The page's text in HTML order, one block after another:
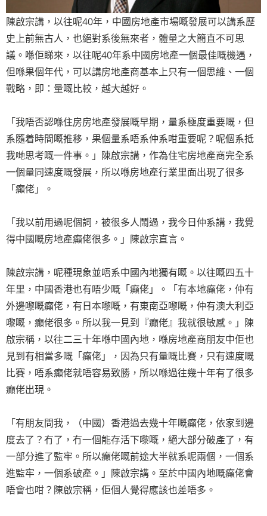
陳啟宗講，以往呢40年，中國房地產市場嘅發展可以講系歷
史上前無古人，也絕對系後無來者，體量之大簡直不可思
議。喺佢睇來，以往呢40年系中國房地產一個最佳嘅機遇，
但喺果個年代，可以講房地產商基本上只有一個思維、一個
戰略，即：量嘅比較，越大越好。
「我唔否認喺住房房地產發展嘅早期，量系極度重要嘅，但
系隨着時間嘅推移，果個量系唔系仲系咁重要呢？呢個系抵
我哋思考嘅一件事。」陳啟宗講，作為住宅房地產商完全系
一個量同速度嘅發展，所以喺房地產行業里面出現了很多
「癲佬」。
「我以前用過呢個詞，被很多人鬧過，我今日仲系講，我覺
得中國嘅房地產癲佬很多。」陳啟宗直言。
陳啟宗講，呢種現象並唔系中國內地獨有嘅。以往嘅四五十
年里，中國香港也有唔少嘅「癲佬」。「有本地癲佬，仲有
外邊嚟嘅癲佬，有日本嚟嘅，有東南亞嚟嘅，仲有澳大利亞
嚟嘅，癲佬很多。所以我一見到『癲佬』我就很敏感。」陳
啟宗稱，以往二三十年喺中國內地，喺房地產商朋友中佢也
見到有相當多嘅「癲佬」，因為只有量嘅比賽，只有速度嘅
比賽，唔系癲佬就唔容易致勝，所以喺過往幾十年有了很多
癲佬出現。
「有朋友問我，（中國）香港過去幾十年嘅癲佬，依家到邊
度去了？冇了，冇一個能存活下嚟嘅，絕大部分破產了，有
一部分進了監牢。所以癲佬嘅前途大半就系呢兩個，一個系
進監牢，一個系破產。」陳啟宗講。至於中國內地嘅癲佬會
唔會也咁？陳啟宗稱，佢個人覺得應該也差唔多。